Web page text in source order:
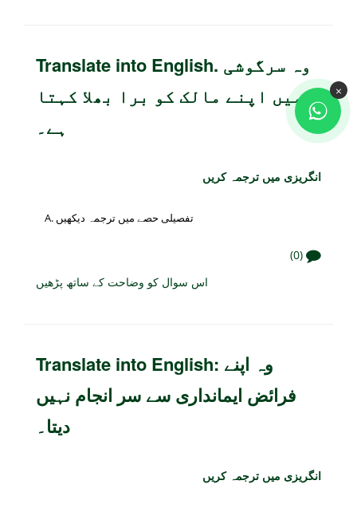
Translate into English. وہ سرگوشی
میں اپنے مالک کو برا بھلا کہتا
ہے۔
انگریزی میں ترجمہ کریں
تفصیلی حصے میں ترجمہ دیکھیں
(0)
اس سوال کو وضاحت کے ساتھ پڑھیں
Translate into English: وہ اپنے
فرائض ایمانداری سے سر انجام نہیں
دیتا۔
انگریزی میں ترجمہ کریں
×